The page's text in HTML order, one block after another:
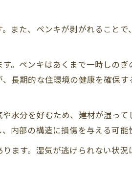
また、ペンキが剥がれることで
。ペンキはあくまで一時しのぎ
長期的な住環境の健康を確保
水分を好むため、建材が湿って
内部の構造に損傷を与える可能
ます。湿気が逃げられない状況